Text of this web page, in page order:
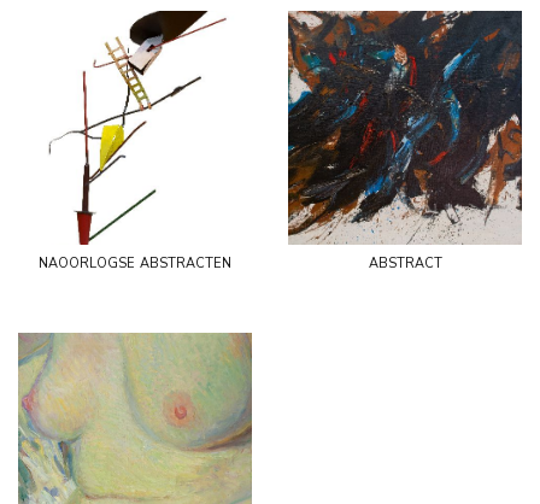
naoorlogse abstracten abstract